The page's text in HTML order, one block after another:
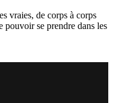
vraies, de corps à corps
pouvoir se prendre dans les